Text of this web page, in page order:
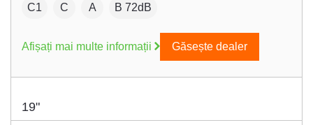
:C1 Fuel efficiency:
C Wet grip:
A :B 72dB
Afișați mai multe informații Găsește dealer
19"